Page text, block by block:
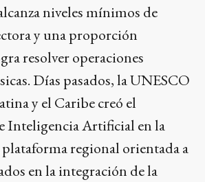
niveles mínimos de
y una proporción
resolver operaciones
Días pasados, la UNESCO
y el Caribe creó el
Inteligencia Artificial en la
regional orientada a
en la integración de la